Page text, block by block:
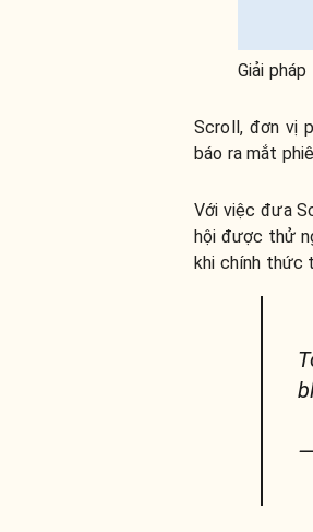
Giải
Scroll, đơn vị
báo ra mắt
Với việc đưa
hội được thử
khi chính thức